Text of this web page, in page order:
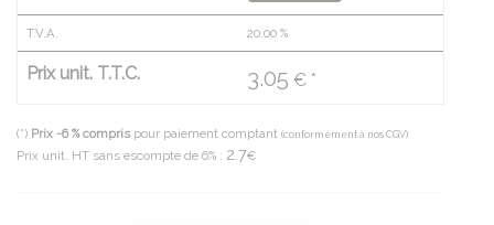
T.V.A. 20.00 %
Prix unit. T.T.C. 3.05 € *
(*) Prix -6 % compris pour paiement comptant (conformément à nos CGV)
Prix unit. HT sans escompte de 6% : 2.7€